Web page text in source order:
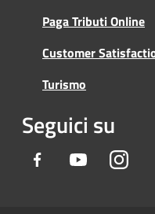
Paga Tributi Online
Customer
Turismo
Seguici su
Facebook Youtube